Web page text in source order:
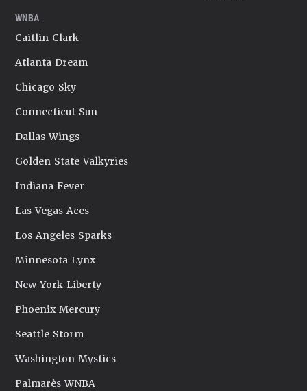
WNBA
Caitlin Clark
Atlanta Dream
Chicago Sky
Connecticut Sun
Dallas Wings
Golden State Valkyries
Indiana Fever
Las Vegas Aces
Los Angeles Sparks
Minnesota Lynx
New York Liberty
Phoenix Mercury
Seattle Storm
Washington Mystics
Palmarès WNBA